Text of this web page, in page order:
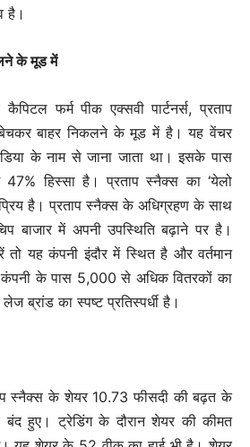
है।
के मूड में
फर्म पीक एक्सवी पार्टनर्स, प्रताप
बेचकर बाहर निकलने के मूड में है। यह वेंचर
के नाम से जाना जाता था। इसके पास
हिस्सा है। प्रताप स्नैक्स का ‘येलो
है। प्रताप स्नैक्स के अधिग्रहण के साथ
बाजार में अपनी उपस्थिति बढ़ाने पर है।
यह कंपनी इंदौर में स्थित है और वर्तमान
के पास 5,000 से अधिक वितरकों का
ब्रांड का स्पष्ट प्रतिस्पर्धी है।
स्नैक्स के शेयर 10.73 फीसदी की बढ़त के
हुए। ट्रेडिंग के दौरान शेयर की कीमत